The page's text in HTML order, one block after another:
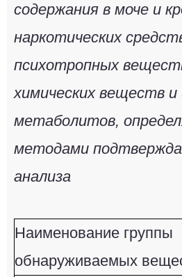
содержания в моче и
наркотических
психотропных
химических веществ и
метаболитов,
методами
анализа
Наименование группы
обнаруживаемых